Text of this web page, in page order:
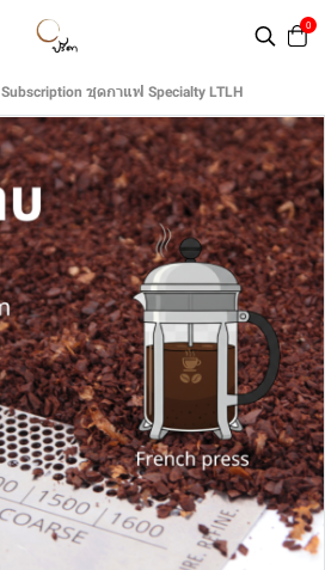
0
Subscription ชุดกาแฟ Specialty LTLH